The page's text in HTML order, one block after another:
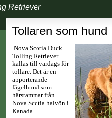
Retriever
Tollaren som hund
Nova Scotia Duck
Tolling Retriever
kallas till vardags för
tollare. Det är en
apporterande
fågelhund som
härstammar från
Nova Scotia halvön i
Kanada.